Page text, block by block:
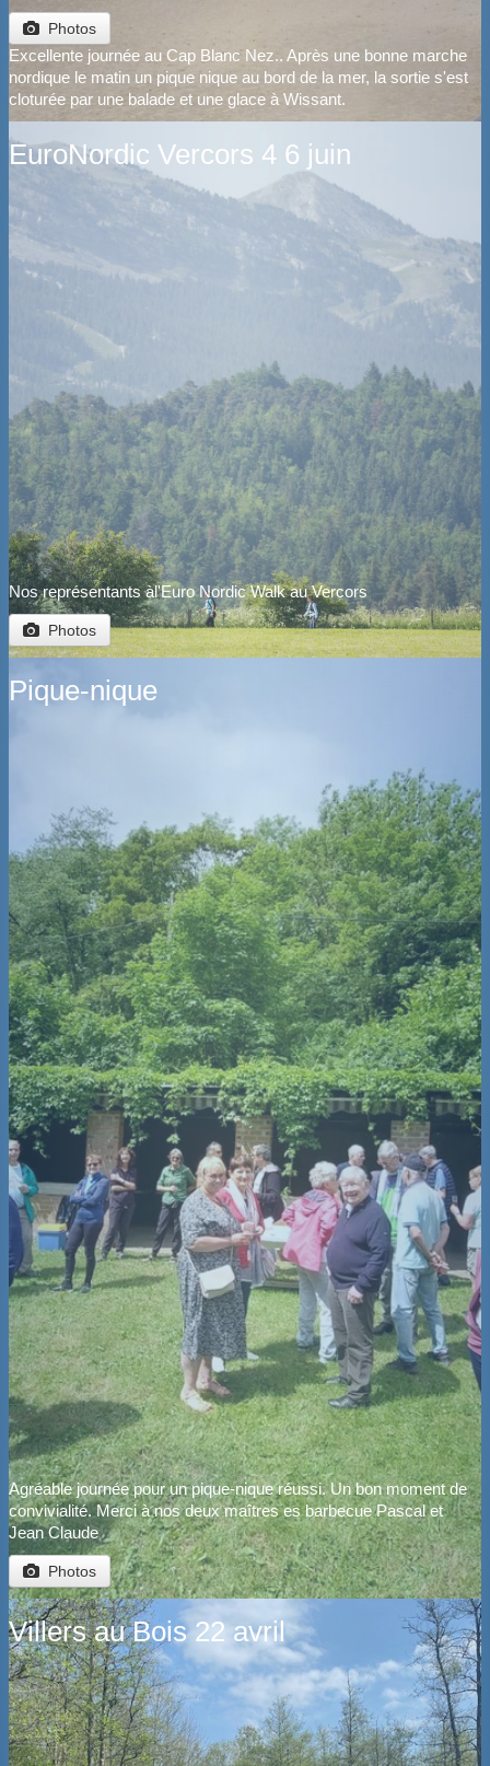
Photos
Excellente journée au Cap Blanc Nez.. Après une bonne marche
nordique le matin un pique nique au bord de la mer, la sortie s'est
cloturée par une balade et une glace à Wissant.
EuroNordic Vercors 4 6 juin
Nos représentants àl'Euro Nordic Walk au Vercors
Photos
Pique-nique
Agréable journée pour un pique-nique réussi. Un bon moment de
convivialité. Merci à nos deux maîtres es barbecue Pascal et
Jean Claude
Photos
Villers au Bois 22 avril